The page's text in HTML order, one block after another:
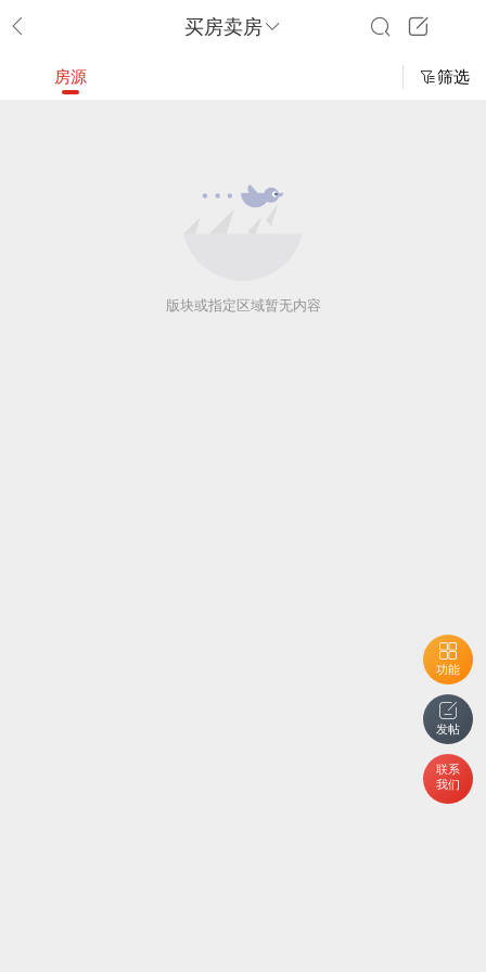
买房卖房
功能
发帖
联系
我们
房源 筛选
版块或指定区域暂无内容